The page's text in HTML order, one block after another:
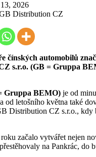
2026
Distribution CZ
s.r.o. (GB = Gruppa
Gruppa BEMO) je od
letošního května také
Distribution CZ s.r.o.,
začalo vytvářet nejen
na Pankrác,